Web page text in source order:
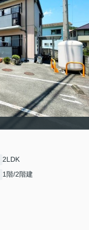
2LDK
1階/2階建